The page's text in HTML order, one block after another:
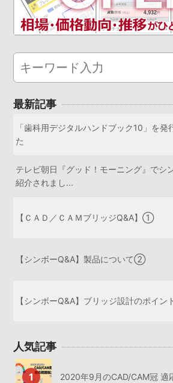
最新記事
「歯科用デジタルハンドブック10」を発
た
テレビ朝日『グッド！モーニング』でシ
紹介されまし...
【ＣＡＤ／ＣＡＭブリッジQ&A】①
【シンボーQ&A】製品について②
【シンボーQ&A】ブリッジ設計のポイ
人気記事
2020年9月のCAD/CAM冠 適